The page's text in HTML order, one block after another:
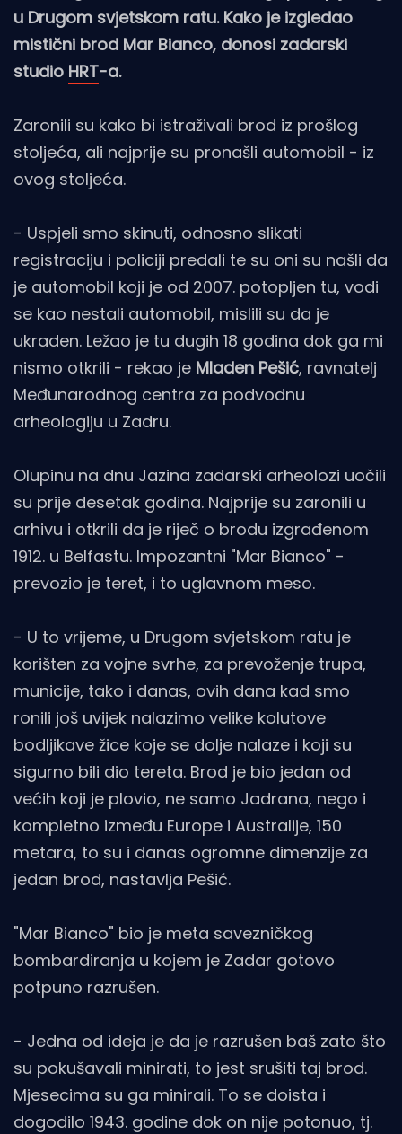
u Drugom svjetskom ratu. Kako je izgledao
mistični brod Mar Bianco, donosi zadarski
studio HRT-a.
Zaronili su kako bi istraživali brod iz prošlog
stoljeća, ali najprije su pronašli automobil - iz
ovog stoljeća.
- Uspjeli smo skinuti, odnosno slikati
registraciju i policiji predali te su oni su našli da
je automobil koji je od 2007. potopljen tu, vodi
se kao nestali automobil, mislili su da je
ukraden. Ležao je tu dugih 18 godina dok ga mi
nismo otkrili - rekao je Mladen Pešić, ravnatelj
Međunarodnog centra za podvodnu
arheologiju u Zadru.
Olupinu na dnu Jazina zadarski arheolozi uočili
su prije desetak godina. Najprije su zaronili u
arhivu i otkrili da je riječ o brodu izgrađenom
1912. u Belfastu. Impozantni "Mar Bianco" -
prevozio je teret, i to uglavnom meso.
- U to vrijeme, u Drugom svjetskom ratu je
korišten za vojne svrhe, za prevoženje trupa,
municije, tako i danas, ovih dana kad smo
ronili još uvijek nalazimo velike kolutove
bodljikave žice koje se dolje nalaze i koji su
sigurno bili dio tereta. Brod je bio jedan od
većih koji je plovio, ne samo Jadrana, nego i
kompletno između Europe i Australije, 150
metara, to su i danas ogromne dimenzije za
jedan brod, nastavlja Pešić.
"Mar Bianco" bio je meta savezničkog
bombardiranja u kojem je Zadar gotovo
potpuno razrušen.
- Jedna od ideja je da je razrušen baš zato što
su pokušavali minirati, to jest srušiti taj brod.
Mjesecima su ga minirali. To se doista i
dogodilo 1943. godine dok on nije potonuo, tj.